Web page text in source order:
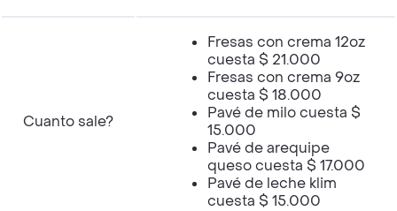
Cuanto sale?
Fresas con crema 12oz
cuesta $ 21.000
Fresas con crema 9oz
cuesta $ 18.000
Pavé de milo cuesta $
15.000
Pavé de arequipe
queso cuesta $ 17.000
Pavé de leche klim
cuesta $ 15.000